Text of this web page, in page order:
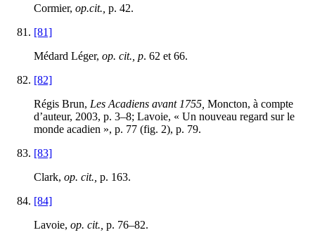
Cormier, op.cit., p. 42.
[81]
Médard Léger, op. cit., p. 62 et 66.
[82]
Régis Brun, Les Acadiens avant 1755, Moncton, à compte
d’auteur, 2003, p. 3–8; Lavoie, « Un nouveau regard sur le
monde acadien », p. 77 (fig. 2), p. 79.
[83]
Clark, op. cit., p. 163.
[84]
Lavoie, op. cit., p. 76–82.